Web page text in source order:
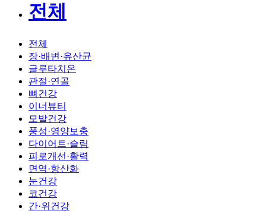
전체
전체
장·배변·유산균
글루타치온
관절·연골
뼈건강
이너뷰티
모발건강
풍성·영양보충
다이어트·슬림
피로개선·활력
면역·항산화
눈건강
코건강
간·위건강